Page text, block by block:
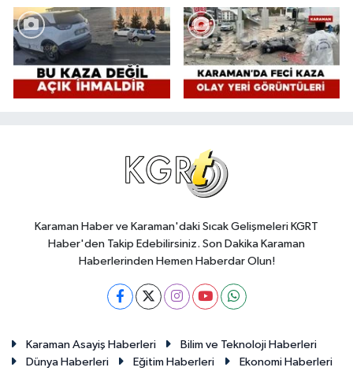
Karaman Haber ve Karaman'daki Sıcak Gelişmeleri KGRT
Haber'den Takip Edebilirsiniz. Son Dakika Karaman
Haberlerinden Hemen Haberdar Olun!
Karaman Asayiş Haberleri
Bilim ve Teknoloji Haberleri
Dünya Haberleri
Eğitim Haberleri Ekonomi Haberleri